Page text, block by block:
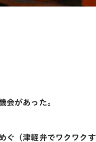
会があった。
ぐ（津軽弁でワクワクす